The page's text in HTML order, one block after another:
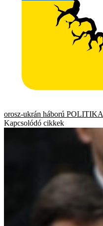
orosz-ukrán háború POLITIKA
Kapcsolódó cikkek